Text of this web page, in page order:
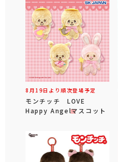
8月19日より順次登場予定
モンチッチ LOVE
Happy Angelマスコット